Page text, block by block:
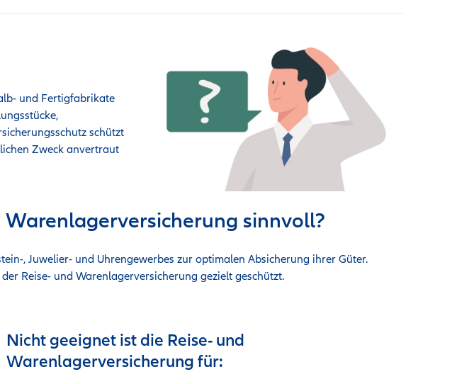
und Fertigfabrikate
schützt
Zweck anvertraut
sinnvoll?
, Juwelier- und Uhrengewerbes zur optimalen Absicherung ihrer Güter.
Reise- und Warenlagerversicherung gezielt geschützt.
Nicht geeignet ist die Reise- und
Warenlagerversicherung für: